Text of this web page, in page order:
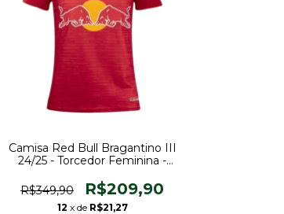
Camisa Red Bull Bragantino III
24/25 - Torcedor Feminina -
R$349,90
R$209,90
12 x de R$21,27